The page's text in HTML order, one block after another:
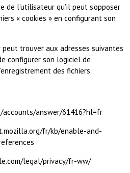
l’utilisateur qu’il peut s’opposer
« cookies » en configurant son
trouver aux adresses suivantes
configurer son logiciel de
des fichiers
answer/61416?hl=fr
fr/kb/enable-and-
legal/privacy/fr-ww/